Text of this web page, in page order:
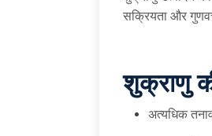
सक्रियता और
शुक्राणु
अत्यधिक